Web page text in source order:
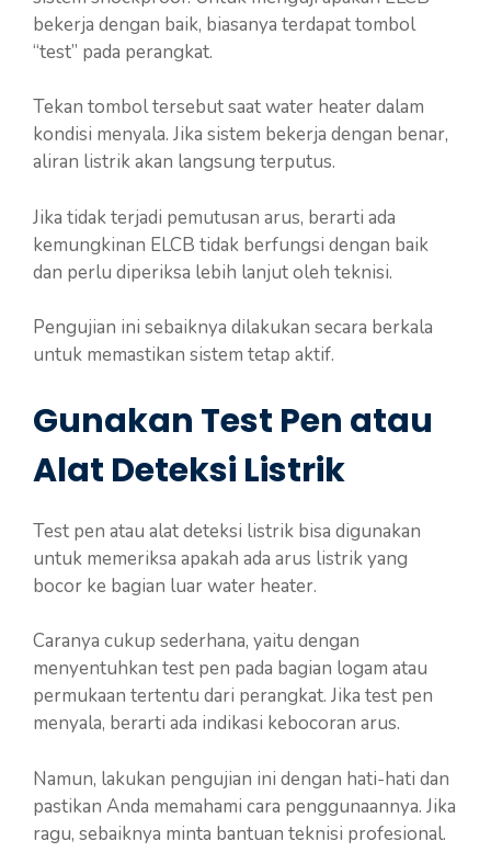
bekerja dengan baik, biasanya terdapat tombol
“test” pada perangkat.
Tekan tombol tersebut saat water heater dalam
kondisi menyala. Jika sistem bekerja dengan benar,
aliran listrik akan langsung terputus.
Jika tidak terjadi pemutusan arus, berarti ada
kemungkinan ELCB tidak berfungsi dengan baik
dan perlu diperiksa lebih lanjut oleh teknisi.
Pengujian ini sebaiknya dilakukan secara berkala
untuk memastikan sistem tetap aktif.
Gunakan Test Pen atau
Alat Deteksi Listrik
Test pen atau alat deteksi listrik bisa digunakan
untuk memeriksa apakah ada arus listrik yang
bocor ke bagian luar water heater.
Caranya cukup sederhana, yaitu dengan
menyentuhkan test pen pada bagian logam atau
permukaan tertentu dari perangkat. Jika test pen
menyala, berarti ada indikasi kebocoran arus.
Namun, lakukan pengujian ini dengan hati-hati dan
pastikan Anda memahami cara penggunaannya. Jika
ragu, sebaiknya minta bantuan teknisi profesional.